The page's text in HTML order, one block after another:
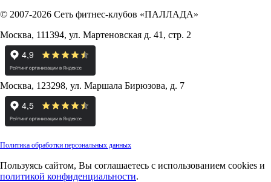
© 2007-2026 Сеть фитнес-клубов «ПАЛЛАДА»
Москва, 111394, ул. Мартеновская д. 41, стр. 2
Москва, 123298, ул. Маршала Бирюзова, д. 7
Политика обработки персональных данных
Пользуясь сайтом, Вы соглашаетесь с использованием cookies и
политикой конфиденциальности.